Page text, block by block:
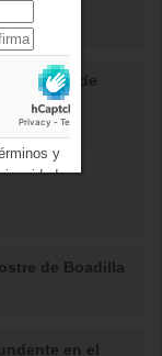
el 30 de
de Boadilla
en el
y